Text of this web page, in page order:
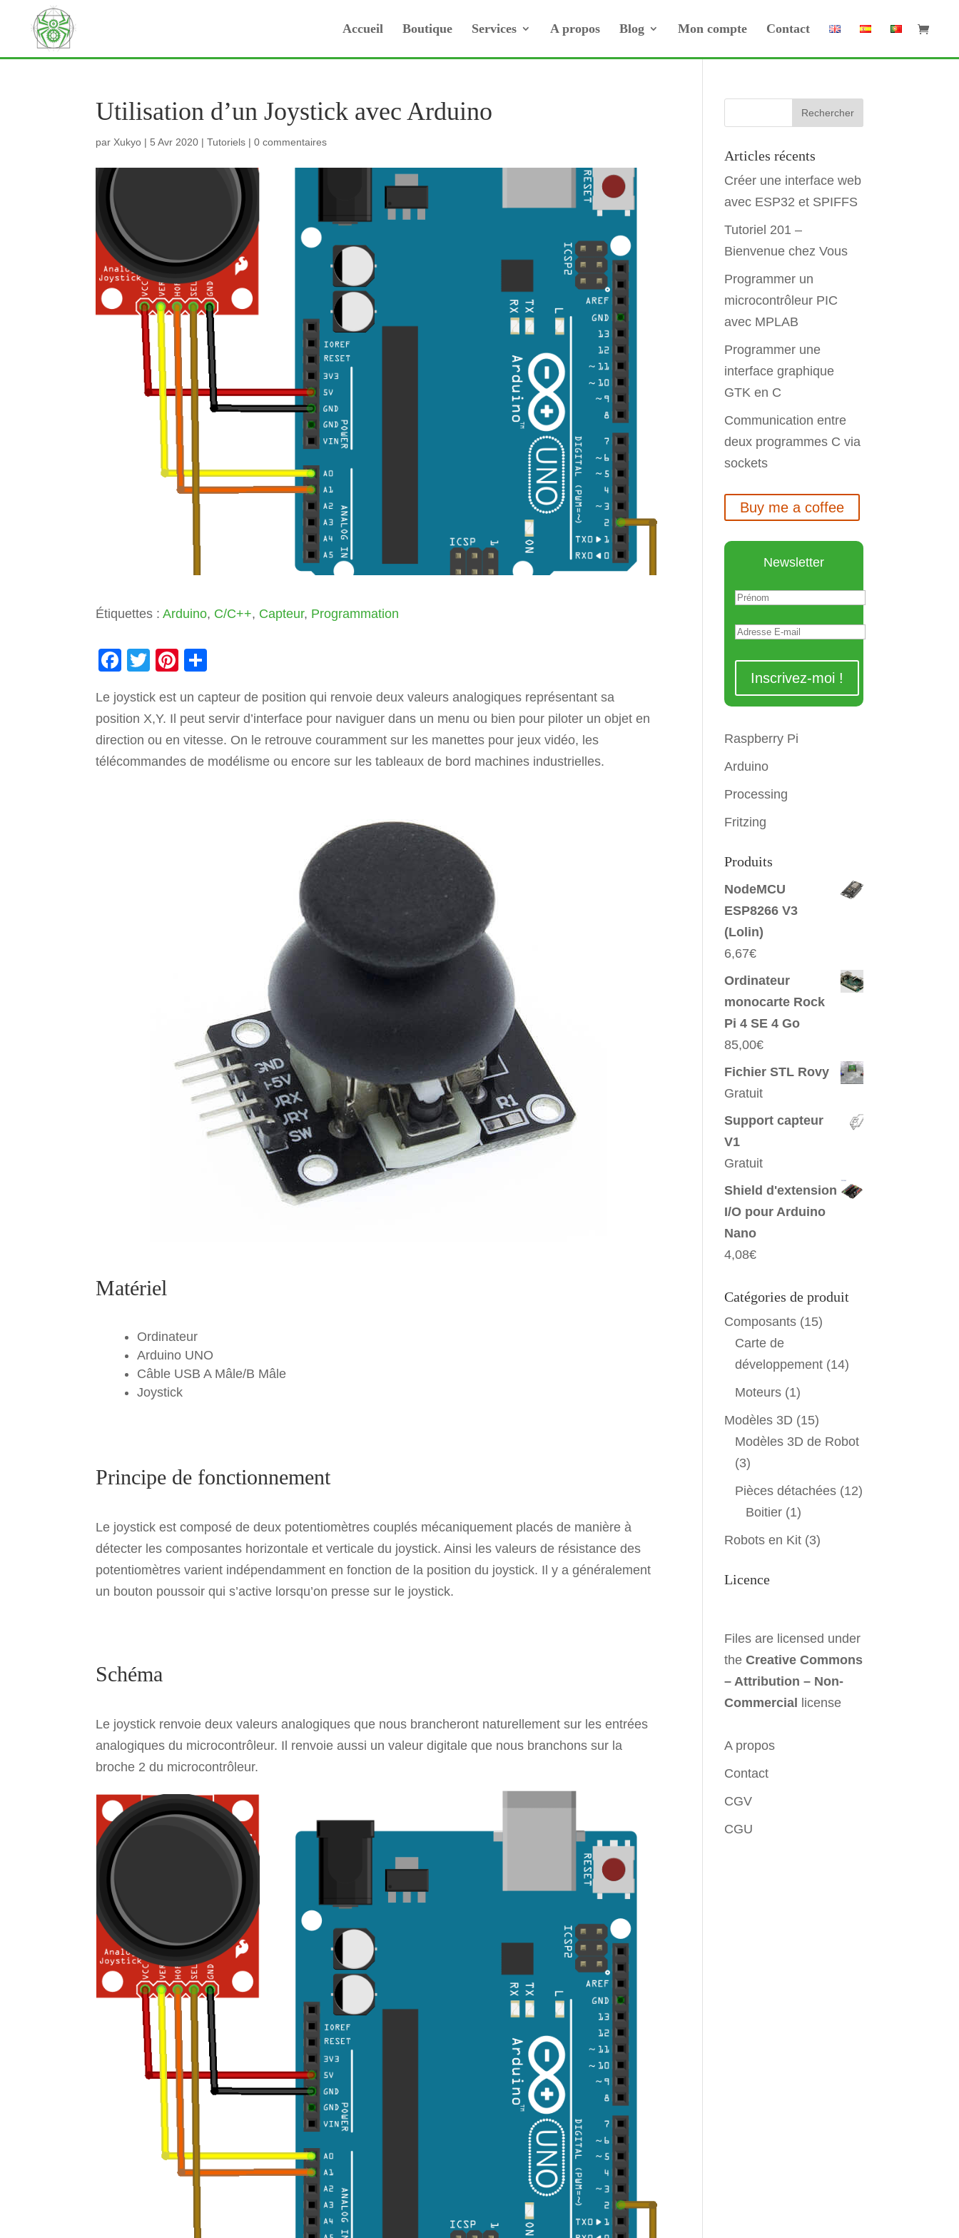
Accueil Boutique Services A propos Blog Mon compte Contact
Utilisation d’un Joystick avec Arduino
par Xukyo | 5 Avr 2020 |Tutoriels |0 commentaires
Étiquettes :Arduino, C/C++, Capteur, Programmation
F
c
e
b
o
T
tt
er
Pi
er
e
st
ta
g
er
Le joystick est un capteur de position qui renvoie deux valeurs analogiques représentant sa
position X,Y. Il peut servir d’interface pour naviguer dans un menu ou bien pour piloter un objet en
direction ou en vitesse. On le retrouve couramment sur les manettes pour jeux vidéo, les
télécommandes de modélisme ou encore sur les tableaux de bord machines industrielles.
Matériel
Ordinateur
Arduino UNO
Câble USB A Mâle/B Mâle
Joystick
Principe de fonctionnement
Le joystick est composé de deux potentiomètres couplés mécaniquement placés de manière à
détecter les composantes horizontale et verticale du joystick. Ainsi les valeurs de résistance des
potentiomètres varient indépendamment en fonction de la position du joystick. Il y a généralement
un bouton poussoir qui s’active lorsqu’on presse sur le joystick.
Schéma
Le joystick renvoie deux valeurs analogiques que nous brancheront naturellement sur les entrées
analogiques du microcontrôleur. Il renvoie aussi un valeur digitale que nous branchons sur la
broche 2 du microcontrôleur.
Articles récents
Créer une interface web
avec ESP32 et SPIFFS
Tutoriel 201 –
Bienvenue chez Vous
Programmer un
microcontrôleur PIC
avec MPLAB
Programmer une
interface graphique
GTK en C
Communication entre
deux programmes C via
sockets
Buy me a coffee
Newsletter
Raspberry Pi
Arduino
Processing
Fritzing
Produits
NodeMCU
ESP8266 V3
(Lolin)
6,67€
Ordinateur
monocarte Rock
Pi 4 SE 4 Go
85,00€
Fichier STL Rovy
Gratuit
Support capteur
V1
Gratuit
Shield d'extension
I/O pour Arduino
Nano
4,08€
Catégories de produit
Composants (15)
Carte de
développement (14)
Moteurs (1)
Modèles 3D (15)
Modèles 3D de Robot
(3)
Pièces détachées (12)
Boitier (1)
Robots en Kit (3)
Licence
Files are licensed under
theCreative Commons
– Attribution – Non-
Commercial
license
A propos
Contact
CGV
CGU